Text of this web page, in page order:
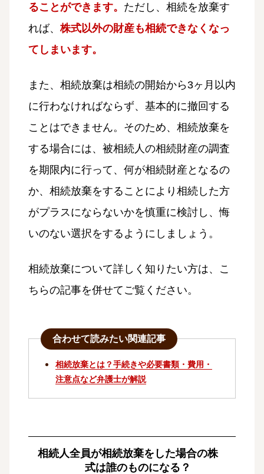
ることができます。 ただし、相続を放棄す
れば、株式以外の財産も相続できなくなっ
てしまいます。
また、相続放棄は相続の開始から3ヶ月以内
に行わなければならず、基本的に撤回する
ことはできません。そのため、相続放棄を
する場合には、被相続人の相続財産の調査
を期限内に行って、何が相続財産となるの
か、相続放棄をすることにより相続した方
がプラスにならないかを慎重に検討し、悔
いのない選択をするようにしましょう。
相続放棄について詳しく知りたい方は、こ
ちらの記事を併せてご覧ください。
合わせて読みたい関連記事
相続放棄とは？手続きや必要書類・費用・
注意点など弁護士が解説
相続人全員が相続放棄をした場合の株
式は誰のものになる？